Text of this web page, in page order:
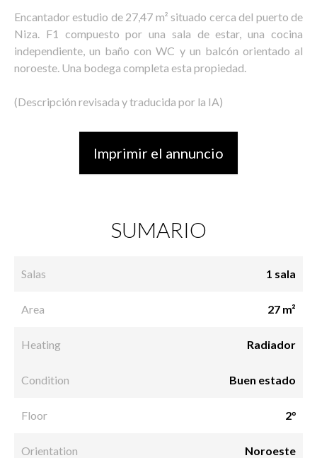
Encantador estudio de 27,47 m² situado cerca del puerto de
Niza. F1 compuesto por una sala de estar, una cocina
independiente, un baño con WC y un balcón orientado al
noroeste. Una bodega completa esta propiedad.
(Descripción revisada y traducida por la IA)
Imprimir el annuncio
SUMARIO
Salas 1 sala
Area 27 m²
Heating Radiador
Condition Buen estado
Floor 2°
Orientation Noroeste